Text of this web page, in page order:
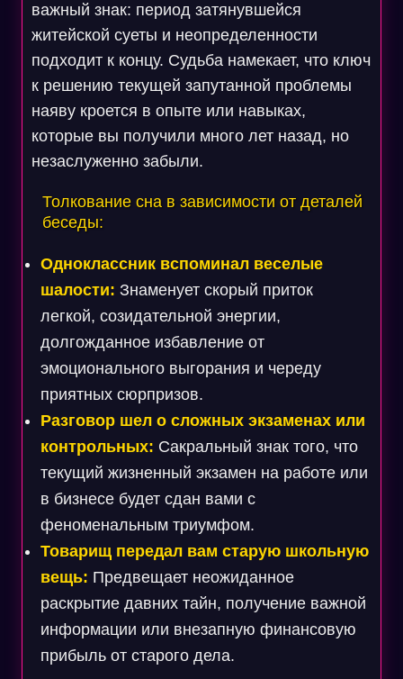
важный знак: период затянувшейся
житейской суеты и неопределенности
подходит к концу. Судьба намекает, что ключ
к решению текущей запутанной проблемы
наяву кроется в опыте или навыках,
которые вы получили много лет назад, но
незаслуженно забыли.
Толкование сна в зависимости от деталей
беседы:
Одноклассник вспоминал веселые
шалости: Знаменует скорый приток
легкой, созидательной энергии,
долгожданное избавление от
эмоционального выгорания и череду
приятных сюрпризов.
Разговор шел о сложных экзаменах или
контрольных: Сакральный знак того, что
текущий жизненный экзамен на работе или
в бизнесе будет сдан вами с
феноменальным триумфом.
Товарищ передал вам старую школьную
вещь: Предвещает неожиданное
раскрытие давних тайн, получение важной
информации или внезапную финансовую
прибыль от старого дела.